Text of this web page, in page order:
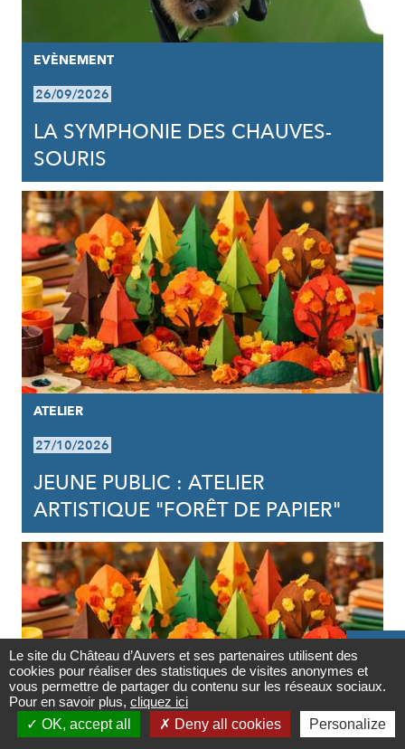
Contact

Newsletter
EVÈNEMENT
26/09/2026
LA SYMPHONIE DES CHAUVES-
SOURIS
ATELIER
27/10/2026
JEUNE PUBLIC : ATELIER
ARTISTIQUE "FORÊT DE PAPIER"
Le site du Château d’Auvers et ses partenaires utilisent des
cookies pour réaliser des statistiques de visites anonymes et
vous permettre de partager du contenu sur les réseaux sociaux.
Pour en savoir plus, cliquez ici
OK, accept all
Deny all cookies Personalize